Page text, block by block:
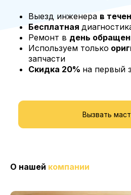
Вызвать
Выезд инженера в
Бесплатная
Ремонт в день
Используем только
запчасти
Скидка 20% на первый
О нашей компании